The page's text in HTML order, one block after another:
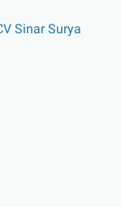
Sinar Surya